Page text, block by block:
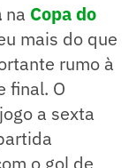
na Copa do
mais do que
rumo à
final. O
a sexta
o gol de